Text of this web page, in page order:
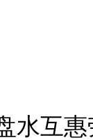
水互